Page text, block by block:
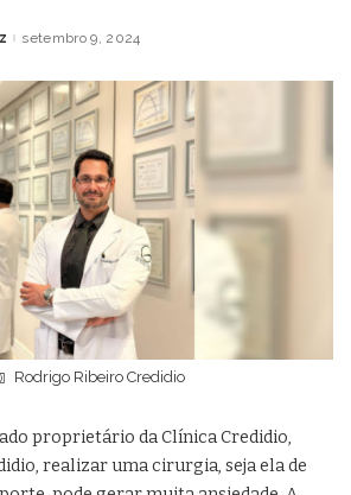
setembro 9, 2024
Rodrigo Ribeiro Credidio
proprietário da Clínica Credidio,
realizar uma cirurgia, seja ela de